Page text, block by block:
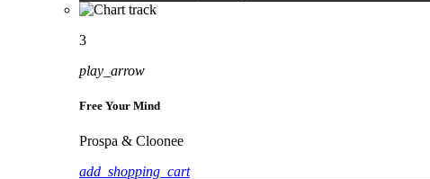
3
play_arrow
Free Your Mind
Prospa & Cloonee
add_shopping_cart